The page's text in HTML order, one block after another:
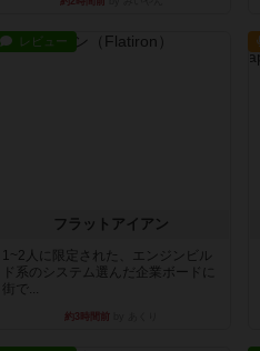
レビュー
フラットアイアン
1~2人に限定された、エンジンビル
ド系のシステム選んだ企業ボードに
街で...
約3時間前